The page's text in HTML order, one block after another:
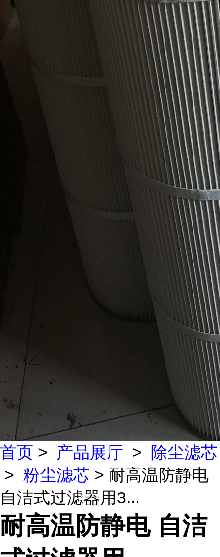
首页 > 产品展厅 >
除尘滤芯
> 粉尘滤芯 > 耐高温防静电
自洁式过滤器用3...
耐高温防静电 自洁